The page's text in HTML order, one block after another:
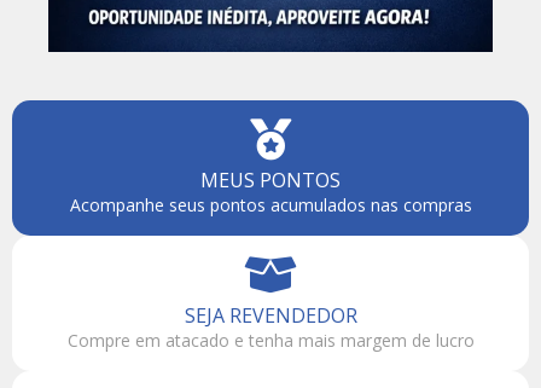
MEUS PONTOS
Acompanhe seus pontos acumulados nas compras
SEJA REVENDEDOR
Compre em atacado e tenha mais margem de lucro